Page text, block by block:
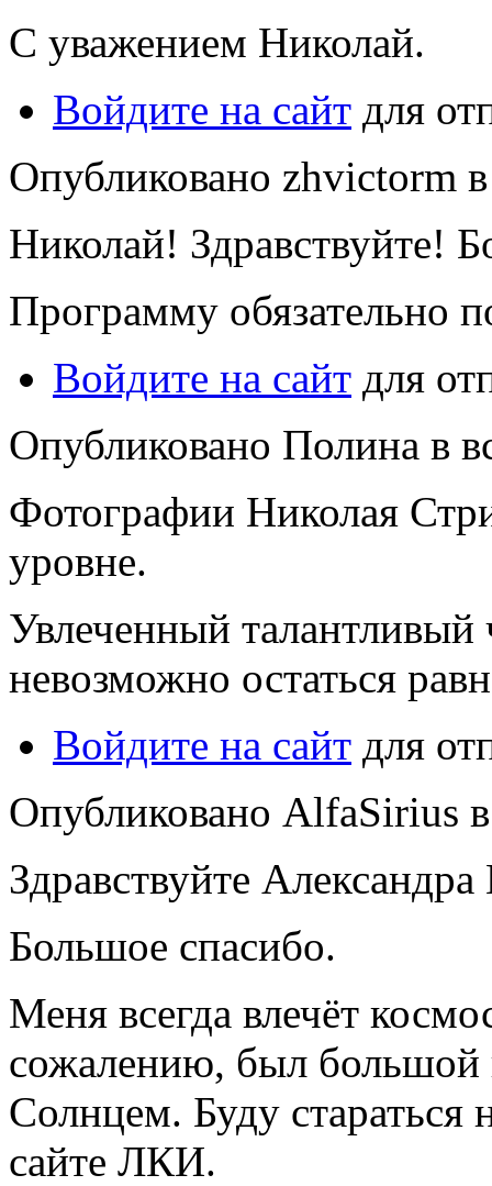
С уважением Николай.
Войдите на сайт для
Опубликовано zhvictorm
Николай! Здравствуйте!
Программу обязательно
Войдите на сайт для
Опубликовано Полина в
Фотографии Николая
уровне.
Увлеченный талантливый
невозможно остаться
Войдите на сайт для
Опубликовано AlfaSirius
Здравствуйте
Большое спасибо.
Меня всегда влечёт
сожалению, был большой
Солнцем. Буду стараться
сайте ЛКИ.